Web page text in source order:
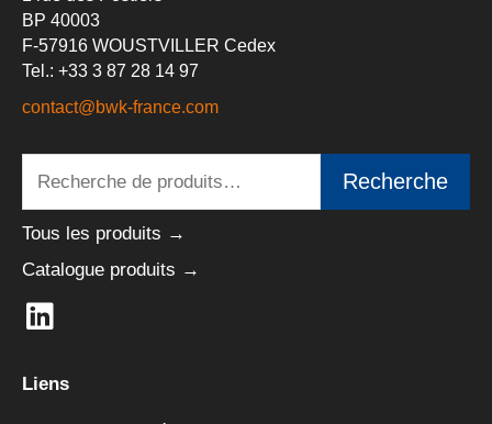
BP 40003
F-57916 WOUSTVILLER Cedex
Tel.: +33 3 87 28 14 97
contact@bwk-france.com
pour :
Recherche
Tous les produits →
Catalogue produits →
L
i
k
Liens